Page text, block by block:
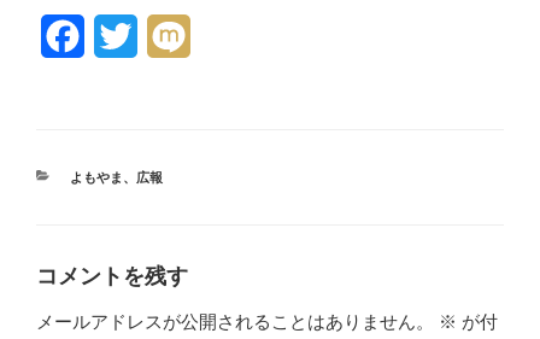
カ
よもやま 、 広報
コメントを残す
メールアドレスが公開されることはありません。 ※ が付